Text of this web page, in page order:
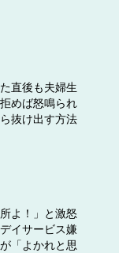
直後も夫婦生
めば怒鳴られ
抜け出す方法
よ！」と激怒
イサービス嫌
「よかれと思